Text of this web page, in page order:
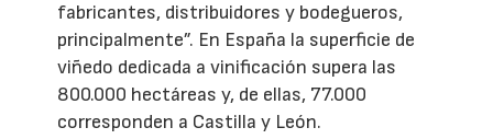
fabricantes, distribuidores y bodegueros,
principalmente”. En España la superficie de
viñedo dedicada a vinificación supera las
800.000 hectáreas y, de ellas, 77.000
corresponden a Castilla y León.